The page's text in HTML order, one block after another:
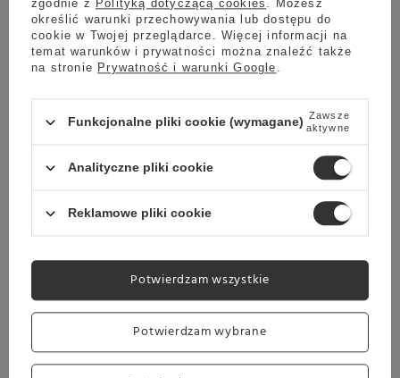
nie musimy kupować jednorazowych filtrów papierowych.
Płyta grzewcza
Zaletą ekspresu jest funkcja podtrzymywania ciepła, dzięki
której kawa nie wystygnie, nawet jeżeli przygotujesz ją w
od włączenia ekspres sam się
zgodnie z Polityką dotyczącą cookies . Możesz
określić warunki przechowywania lub dostępu do
cookie w Twojej przeglądarce. Więcej informacji na
temat warunków i prywatności można znaleźć także
na stronie Prywatność i warunki Google .
Funkcjonalne pliki cookie (wymagane) Zawsze
aktywne
Analityczne pliki cookie
Reklamowe pliki cookie
Potwierdzam wybrane
Potwierdzam wszystkie